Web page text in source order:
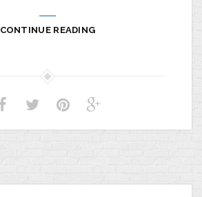
CONTINUE READING